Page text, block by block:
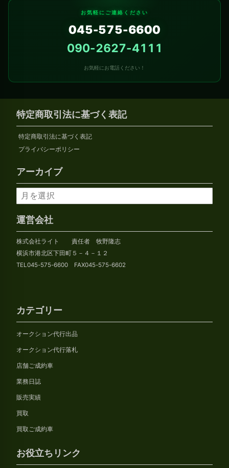
お気軽にご連絡ください
045-575-6600
090-2627-4111
お気軽にお電話ください！
特定商取引法に基づく表記
特定商取引法に基づく表記
プライバシーポリシー
アーカイブ
ア
ー
カ
イ
ブ
運営会社
株式会社ライト 責任者 牧野隆志
横浜市港北区下田町５－４－１２
TEL045-575-6600 FAX045-575-6602
カテゴリー
オークション代行出品
オークション代行落札
店舗ご成約車
業務日誌
販売実績
買取
買取ご成約車
お役立ちリンク